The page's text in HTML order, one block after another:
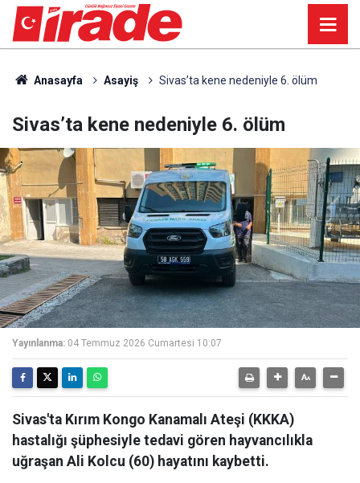
Anasayfa Asayiş Sivas’ta kene nedeniyle 6. ölüm
Sivas’ta kene nedeniyle 6. ölüm
Yayınlanma: 04 Temmuz 2026 Cumartesi 10:07
Sivas'ta Kırım Kongo Kanamalı Ateşi (KKKA)
hastalığı şüphesiyle tedavi gören hayvancılıkla
uğraşan Ali Kolcu (60) hayatını kaybetti.